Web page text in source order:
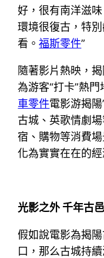
好，很有南洋滋
環境很復古，特
看。福斯零件”
隨著影片熱映，
為游客“打卡”熱
車零件電影游揭
古城、英歌情劇
宿、購物等消費
化為實實在在的經
光影之外 千年古
假如說電影為揭
口，那么古城持